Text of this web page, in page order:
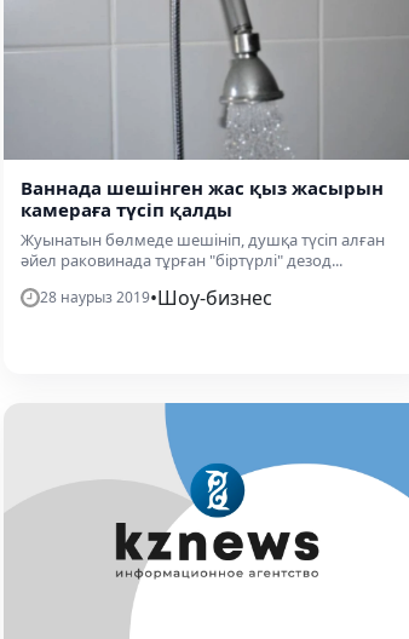
Ваннада шешінген жас қыз жасырын
камераға түсіп қалды
Жуынатын бөлмеде шешініп, душқа түсіп алған
әйел раковинада тұрған "біртүрлі" дезод...
28 наурыз 2019•Шоу-бизнес